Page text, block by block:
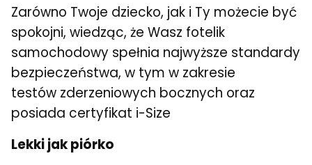
Zarówno Twoje dziecko, jak i Ty możecie być
spokojni, wiedząc, że Wasz fotelik
samochodowy spełnia najwyższe standardy
bezpieczeństwa, w tym w zakresie
testów zderzeniowych bocznych oraz
posiada certyfikat i-Size
Lekki jak piórko